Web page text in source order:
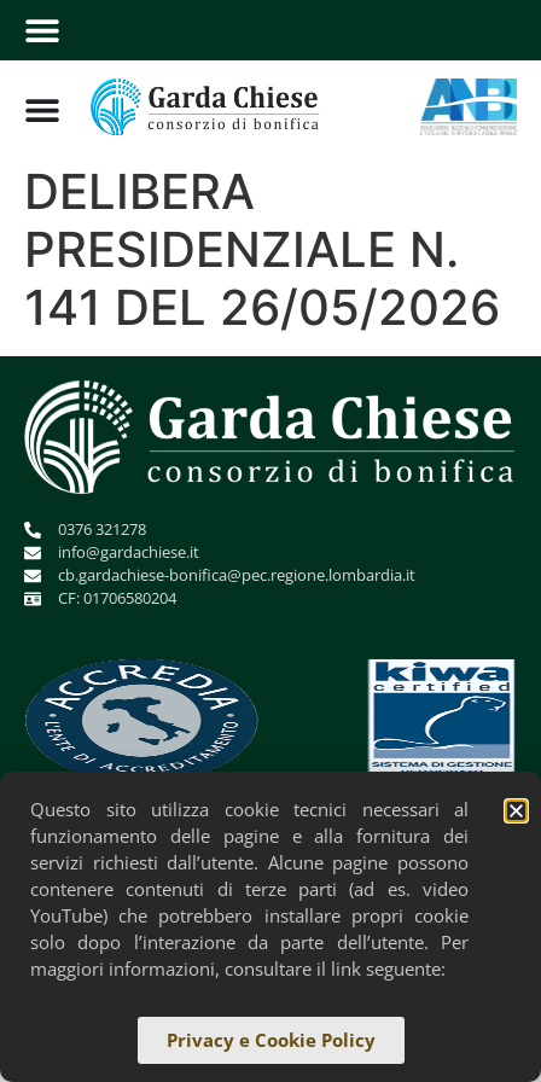
DELIBERA
PRESIDENZIALE N.
141 DEL 26/05/2026
0376 321278
info@gardachiese.it
cb.gardachiese-bonifica@pec.regione.lombardia.it
CF: 01706580204
Privacy Policy Cookie Policy Accessibilità
Questo sito utilizza cookie tecnici necessari al
funzionamento delle pagine e alla fornitura dei
servizi richiesti dall’utente. Alcune pagine possono
contenere contenuti di terze parti (ad es. video
YouTube) che potrebbero installare propri cookie
solo dopo l’interazione da parte dell’utente. Per
maggiori informazioni, consultare il link seguente:
Privacy e Cookie Policy